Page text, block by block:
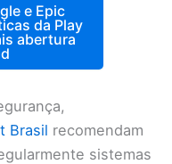
e Epic
da Play
abertura
Brasil recomendam
sistemas